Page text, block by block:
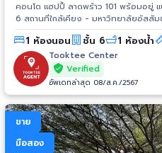
คอนโด แฮปปี้ ลาดพร้าว 101 พร้อมอยู่ แบบ 1 ห้องนอน ขนาด 35.66 ตร.ม. ชั้น
6 สถานที่ใกล้เคียง - มหาวิทยาลัยอัสสัมชัญ - มหาวิทยาลัยรามคำแหง - ห้าง
สรรพสินค้าเดอะมอลล์บางกะปิ - สนามกี
1 ห้องนอน ชั้น 6 1 ห้องน้ำ
Tooktee Center
Verified
อัพเดทล่าสุด 08/ส.ค./2567
ขาย
มือสอง